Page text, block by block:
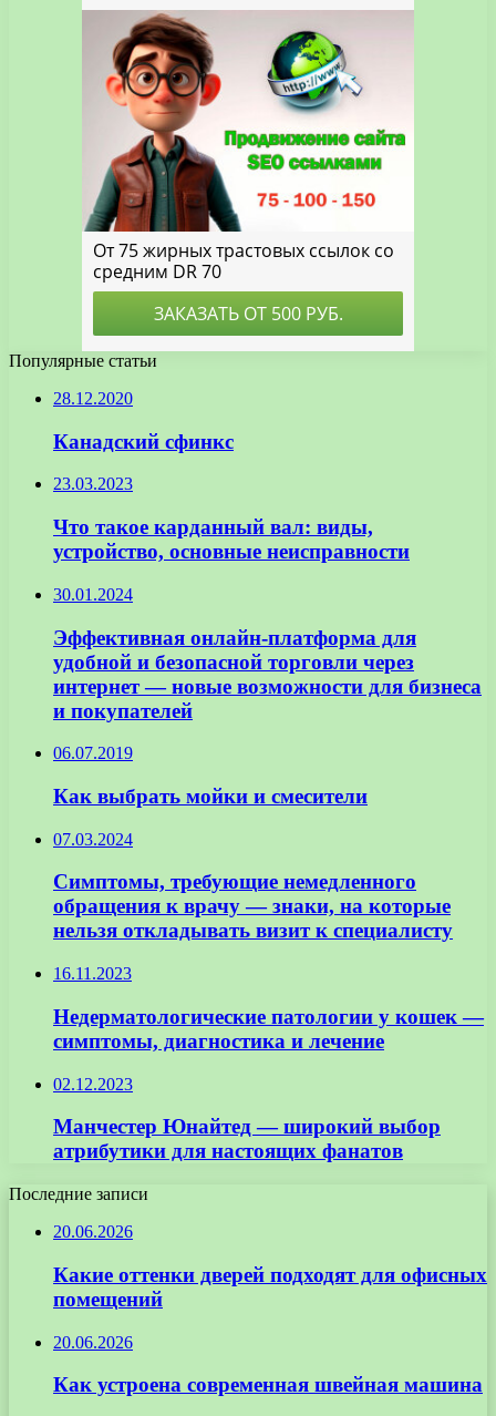
Популярные статьи
28.12.2020
Канадский сфинкс
23.03.2023
Что такое карданный вал: виды,
устройство, основные неисправности
30.01.2024
Эффективная онлайн-платформа для
удобной и безопасной торговли через
интернет — новые возможности для бизнеса
и покупателей
06.07.2019
Как выбрать мойки и смесители
07.03.2024
Симптомы, требующие немедленного
обращения к врачу — знаки, на которые
нельзя откладывать визит к специалисту
16.11.2023
Недерматологические патологии у кошек —
симптомы, диагностика и лечение
02.12.2023
Манчестер Юнайтед — широкий выбор
атрибутики для настоящих фанатов
Последние записи
20.06.2026
Какие оттенки дверей подходят для офисных
помещений
20.06.2026
Как устроена современная швейная машина